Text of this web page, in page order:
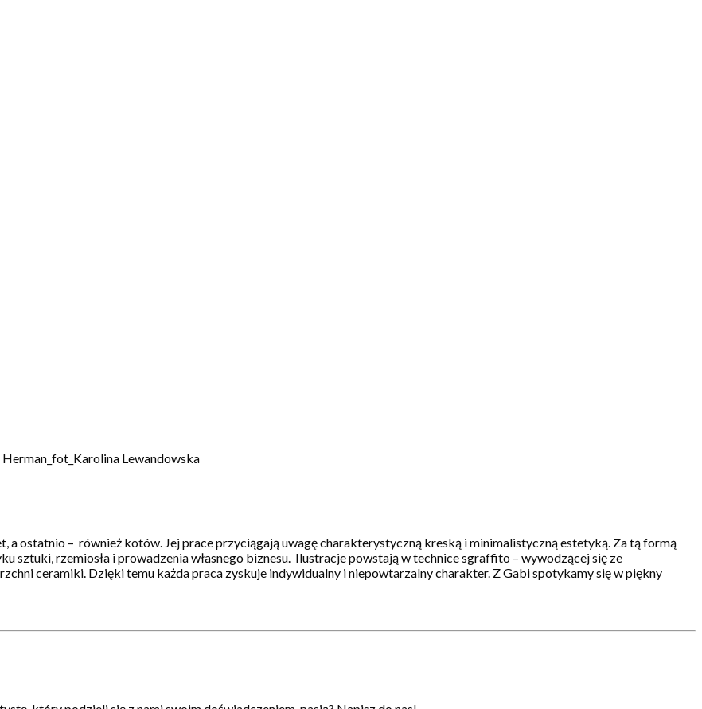
a ostatnio – również kotów. Jej prace przyciągają uwagę charakterystyczną kreską i minimalistyczną estetyką. Za tą formą
sztuki, rzemiosła i prowadzenia własnego biznesu. Ilustracje powstają w technice sgraffito – wywodzącej się ze
ceramiki. Dzięki temu każda praca zyskuje indywidualny i niepowtarzalny charakter. Z Gabi spotykamy się w piękny